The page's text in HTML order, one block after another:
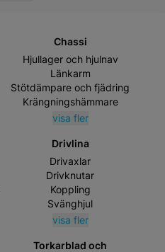
Chassi
Hjullager och hjulnav
Länkarm
Stötdämpare och fjädring
Krängningshämmare
visa fler
Drivlina
Drivaxlar
Drivknutar
Koppling
Svänghjul
visa fler
Torkarblad och